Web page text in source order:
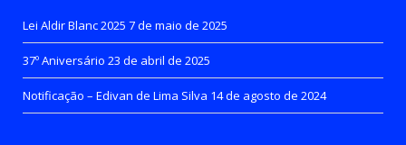
Lei Aldir Blanc 2025 7 de maio de 2025
37º Aniversário 23 de abril de 2025
Notificação – Edivan de Lima Silva 14 de agosto de 2024